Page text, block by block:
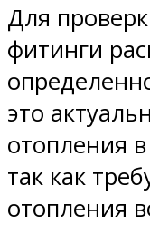
Для
фитинги
это
отопления
так как
отопления